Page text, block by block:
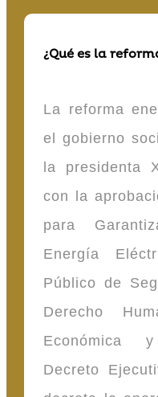
¿Qué es la
La reforma
el gobierno
la presidenta
con la
para
Energía
Público de
Derecho
Económica
Decreto